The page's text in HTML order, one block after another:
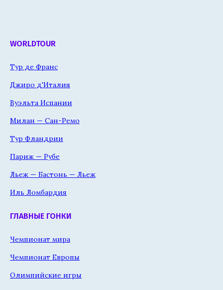
WORLDTOUR
Тур де Франс
Джиро д'Италия
Вуэльта Испании
Милан — Сан-Ремо
Тур Фландрии
Париж — Рубе
Льеж — Бастонь — Льеж
Иль Ломбардия
ГЛАВНЫЕ ГОНКИ
Чемпионат мира
Чемпионат Европы
Олимпийские игры